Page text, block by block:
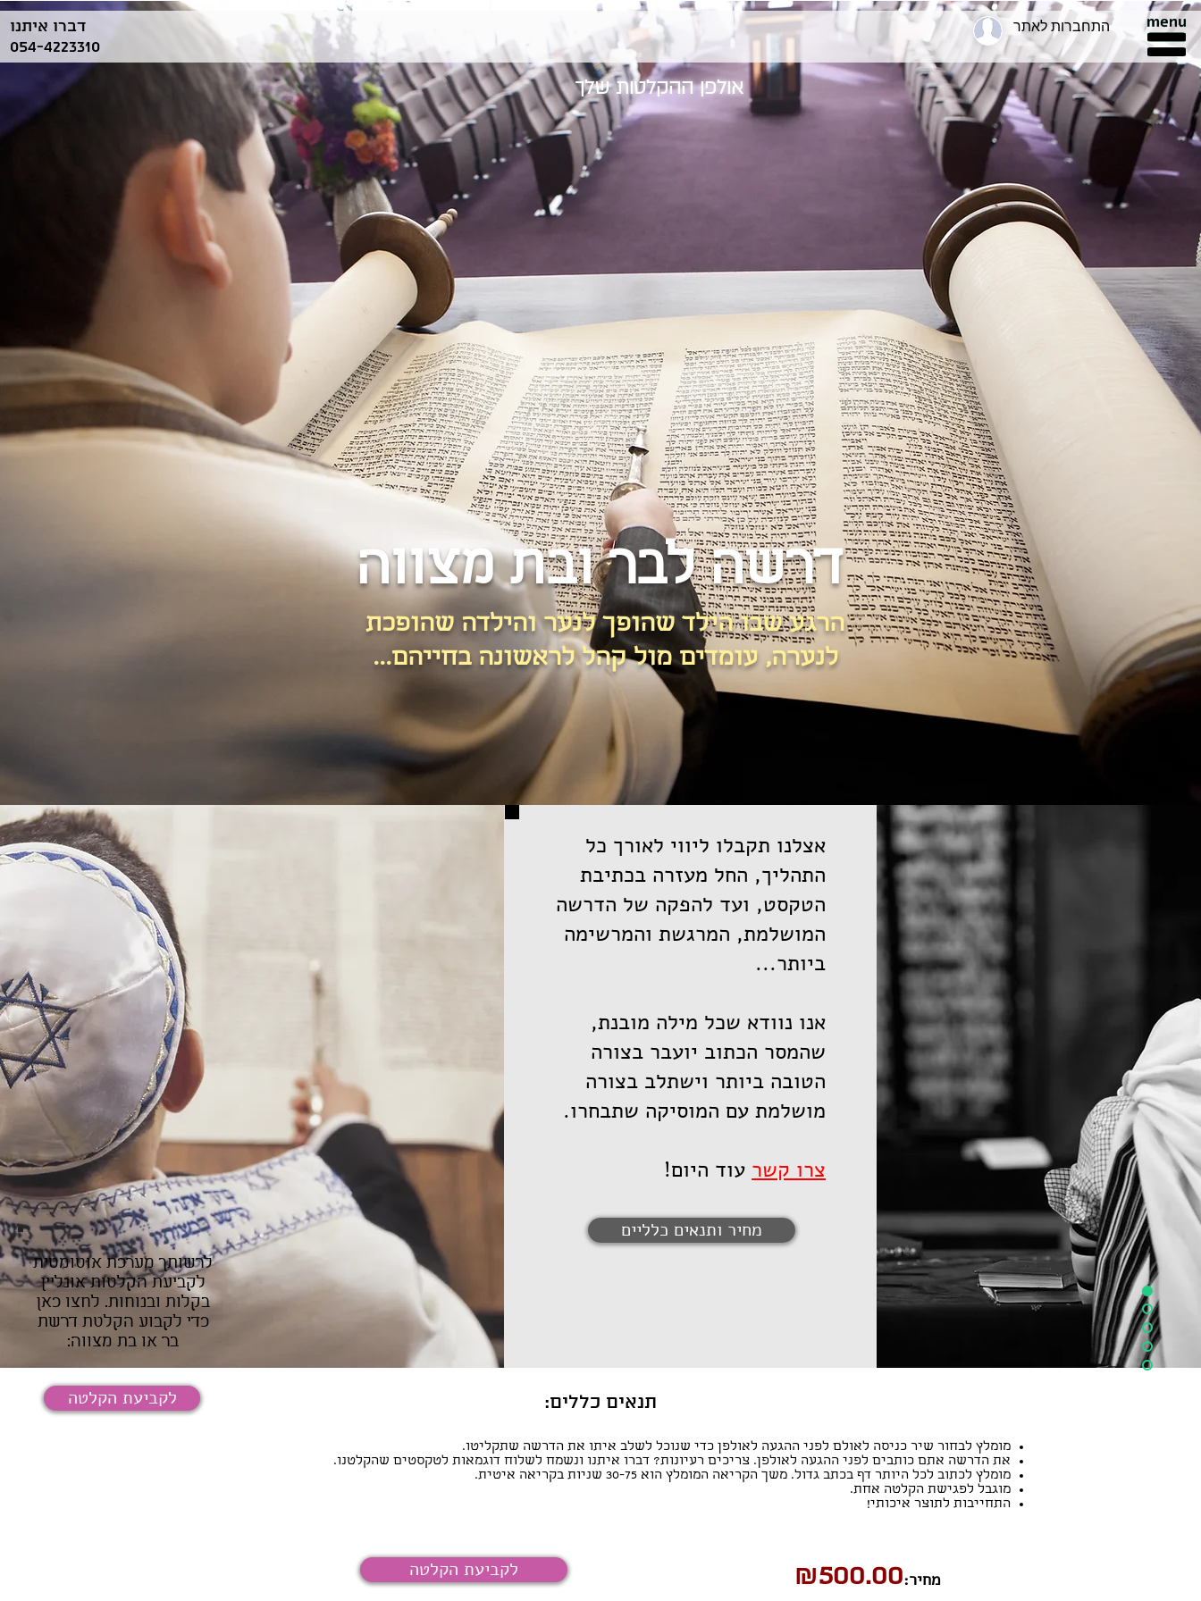
דברו איתנו
054-4223310
אולפן ההקלטות שלך
התחברות לאתר
לרשותך מערכת אוטומטית
לקביעת הקלטות אונליין
בקלות ובנוחות. לחצו כאן
כדי לקבוע הקלטת דרשת
בר או בת מצווה:
לקביעת הקלטה
דרשה לבר ובת מצווה
הרגע שבו הילד שהופך לנער והילדה שהופכת
לנערה, עומדים מול קהל לראשונה בחייהם...
אצלנו תקבלו ליווי לאורך כל
התהליך, החל מעזרה בכתיבת
הטקסט, ועד להפקה של הדרשה
המושלמת, המרגשת והמרשימה
ביותר...
אנו נוודא שכל מילה מובנת,
שהמסר הכתוב יועבר בצורה
הטובה ביותר וישתלב בצורה
מושלמת עם המוסיקה שתבחרו.
צרו קשר עוד היום!
מחיר ותנאים כלליים
תנאים כללים:
מומלץ לבחור שיר כניסה לאולם לפני ההגעה לאולפן כדי שנוכל לשלב איתו את הדרשה שתקליטו.
את הדרשה אתם כותבים לפני ההגעה לאולפן. צריכים רעיונות? דברו איתנו ונשמח לשלוח דוגמאות לטקסטים שהקלטנו.
מומלץ לכתוב לכל היותר דף בכתב גדול. משך הקריאה המומלץ הוא 30-75 שניות בקריאה איטית.
מוגבל לפגישת הקלטה אחת.
התחייבות לתוצר איכותי!
לקביעת הקלטה ₪500.00מחיר: